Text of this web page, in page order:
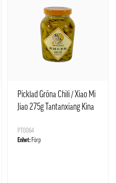
Picklad Gröna Chili / Xiao Mi
Jiao 275g Tantanxiang Kina
PT0064
Enhet: Förp